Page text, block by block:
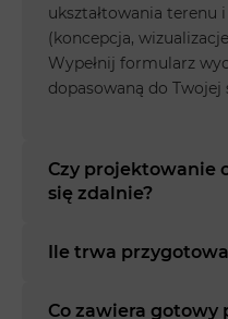
ukształtowania terenu
(koncepcja,
Wypełnij formularz
dopasowaną do Twojej
Czy projektowanie
się zdalnie?
Ile trwa
Co zawiera gotowy